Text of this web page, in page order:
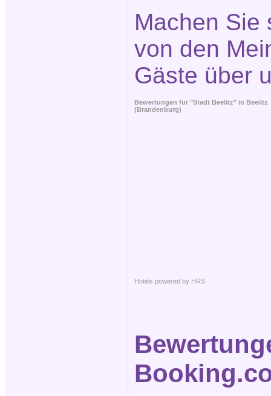
Machen Sie
von den
Gäste über
Bewertungen für "Stadt Beelitz" in Beelitz
(Brandenburg)
Hotels powered by HRS